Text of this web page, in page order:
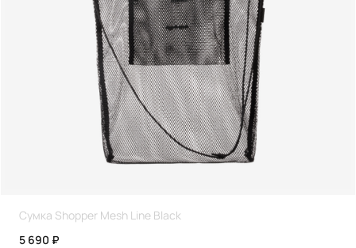
Сумка Shopper Mesh Line Black
5 690 ₽